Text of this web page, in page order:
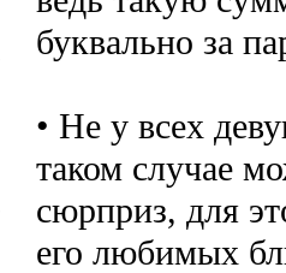
буквально за
• Не у всех
таком случае
сюрприз, для
его любимых